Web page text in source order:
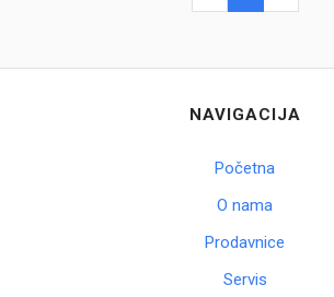
NAVIGACIJA
Početna
O nama
Prodavnice
Servis